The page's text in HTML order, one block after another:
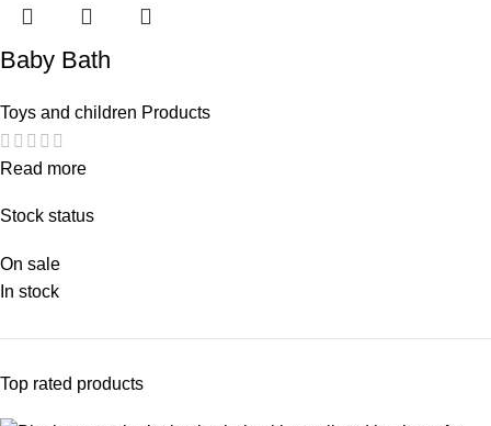
Stock status
On sale
In stock
Top rated products
Baby Bath
Toys and children Products
Read more